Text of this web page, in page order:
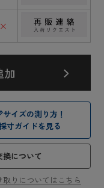
×
サイズの測り方！
採寸ガイドを見る
について
りについてはこちら